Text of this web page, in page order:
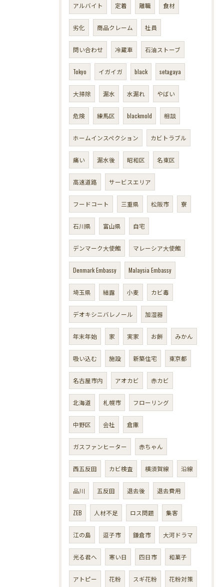
アルバイト 定着 離職 食材
劣化 商品クレーム 社員
問い合わせ 冷蔵車 石油ストーブ
Tokyo イガイガ black setagaya
大掃除 漏水 水漏れ やばい
危険 練馬区 blackmold 相談
ホームインスペクション カビトラブル
痛い 漏水後 昭和区 名東区
高速道路 サービスエリア
フードコート 三重県 松阪市 寮
石川県 富山県 自宅
デンマーク大使館 マレーシア大使館
Denmark Embassy Malaysia Embassy
埼玉県 結露 小麦 カビ毒
デオキシニバレノール 加湿器
年末年始 家 実家 お餅 みかん
吸い込む 施設 新築住宅 東京都
名古屋市内 アオカビ 赤カビ
北海道 札幌市 フローリング
中野区 会社 倉庫
ガスファンヒーター 赤ちゃん
西五反田 カビ検査 横須賀線 沿線
品川 五反田 退去後 退去費用
ZEB 人材不足 ロス問題 集客
江の島 逗子市 鎌倉市 大河ドラマ
光る君へ 寒い日 四日市 和菓子
アトピー 花粉 スギ花粉 花粉対策